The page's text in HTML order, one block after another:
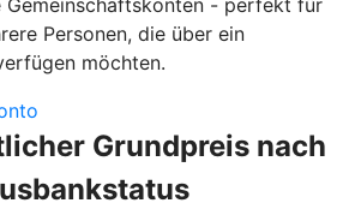
Gemeinschaftskonten - perfekt für
Personen, die über ein
möchten.
Grundpreis nach